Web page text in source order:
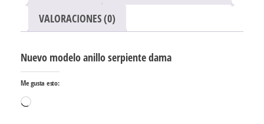
VALORACIONES (0)
Nuevo modelo anillo serpiente dama
Me gusta esto:
Cargando...